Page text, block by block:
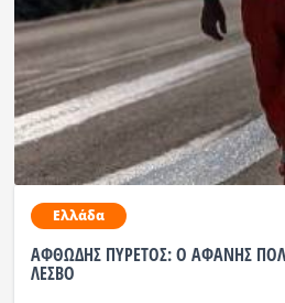
Κόσμος
Ραδιόφωνο
Εκπομπές
Πολιτισμός
Ελλάδα
ΑΦΘΩΔΗΣ ΠΥΡΕΤΟΣ: Ο ΑΦΑΝΗΣ
ΛΕΣΒΟ